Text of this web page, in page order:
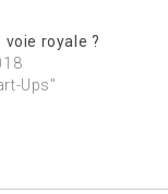
royale ?
Ups"